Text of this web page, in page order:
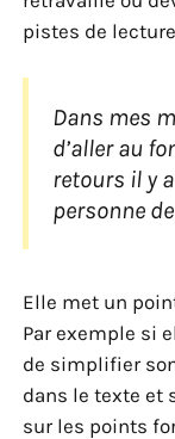
pistes de
Dans mes
d’aller au
retours il y
personne
Elle met un
Par exemple si
de simplifier
dans le texte et
sur les points